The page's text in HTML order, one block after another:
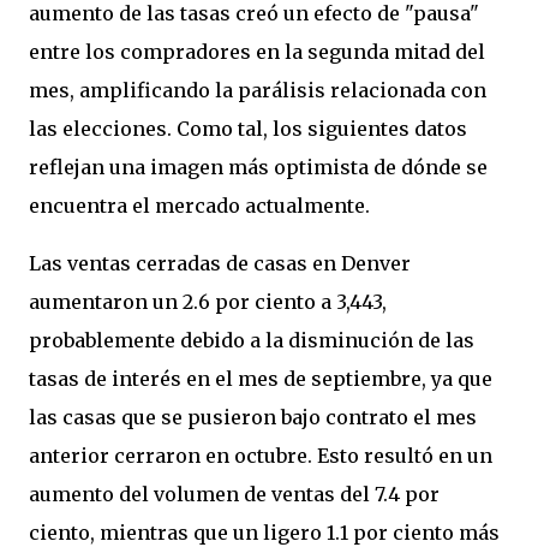
aumento de las tasas creó un efecto de "pausa"
entre los compradores en la segunda mitad del
mes, amplificando la parálisis relacionada con
las elecciones. Como tal, los siguientes datos
reflejan una imagen más optimista de dónde se
encuentra el mercado actualmente.
Las ventas cerradas de casas en Denver
aumentaron un 2.6 por ciento a 3,443,
probablemente debido a la disminución de las
tasas de interés en el mes de septiembre, ya que
las casas que se pusieron bajo contrato el mes
anterior cerraron en octubre. Esto resultó en un
aumento del volumen de ventas del 7.4 por
ciento, mientras que un ligero 1.1 por ciento más